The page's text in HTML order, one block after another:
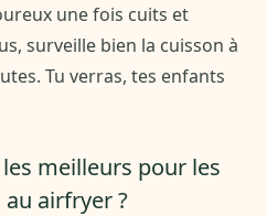
une fois cuits et
surveille bien la cuisson à
Tu verras, tes enfants
meilleurs pour les
airfryer ?